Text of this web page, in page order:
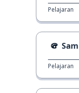
Pelajaran
Pelajaran